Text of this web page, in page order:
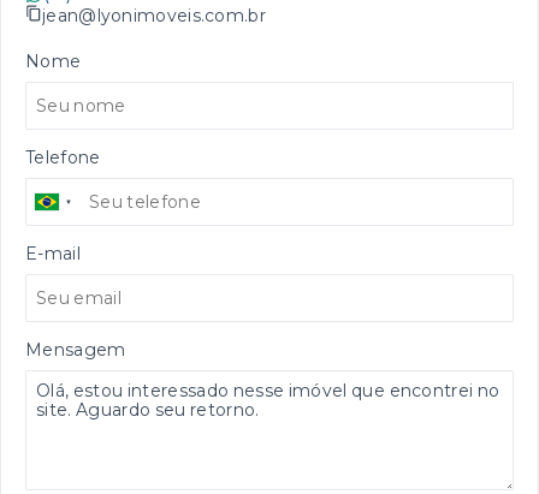
jean@lyonimoveis.com.br
Nome
Telefone
E-mail
Mensagem